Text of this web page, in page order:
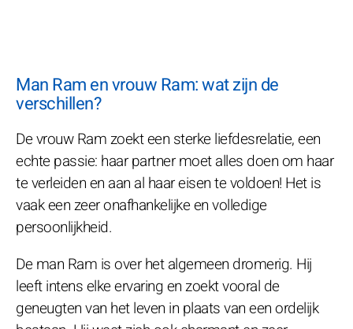
Man Ram en vrouw Ram: wat zijn de
verschillen?
De vrouw Ram zoekt een sterke liefdesrelatie, een
echte passie: haar partner moet alles doen om haar
te verleiden en aan al haar eisen te voldoen! Het is
vaak een zeer onafhankelijke en volledige
persoonlijkheid.
De man Ram is over het algemeen dromerig. Hij
leeft intens elke ervaring en zoekt vooral de
geneugten van het leven in plaats van een ordelijk